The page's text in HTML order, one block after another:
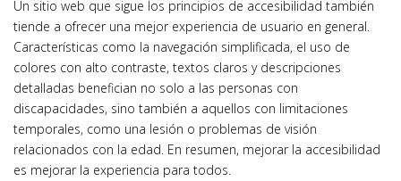
Un sitio web que sigue los principios de accesibilidad también
tiende a ofrecer una mejor experiencia de usuario en general.
Características como la navegación simplificada, el uso de
colores con alto contraste, textos claros y descripciones
detalladas benefician no solo a las personas con
discapacidades, sino también a aquellos con limitaciones
temporales, como una lesión o problemas de visión
relacionados con la edad. En resumen, mejorar la accesibilidad
es mejorar la experiencia para todos.